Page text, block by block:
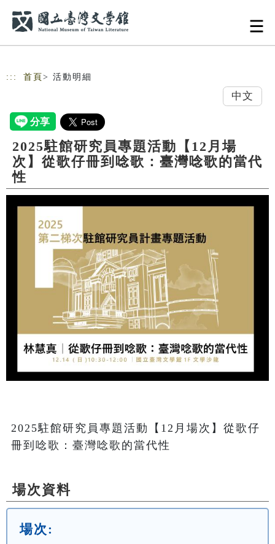
::: 首頁 > 活動明細
中文
2025駐館研究員專題活動【12月場
次】從歌仔冊到唸歌：臺灣唸歌的當代
性
2025駐館研究員專題活動【12月場次】從歌仔
冊到唸歌：臺灣唸歌的當代性
場次資料
場次: